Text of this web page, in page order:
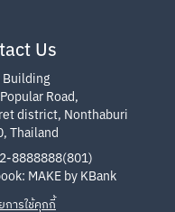
ได้รับรางวัลพิเศษ จะได้รับ ส่วนล
อนที่ที่ได้ผูกไว้กับแอปพลิเคชัน
นามสกุล พร้อมรหัสส่วนลดเพื่อยื
รับรางวัลจะต้องไม่ปิดบัญชีเงินฝ
ารจะถือตามข้อมูลที่ปรากฏในระบ
ณีที่มีการแก้ไข เปลี่ยนแปลง หรือ
ส่งเสริมการขาย และ/หรือยกเลิ
Us
Building
Road,
district, Nonthaburi
Thailand
8888888(801)
MAKE by KBank
การใช้คุกกี้